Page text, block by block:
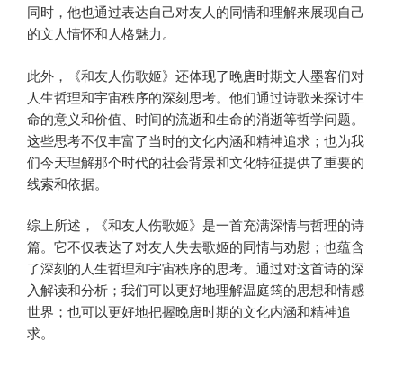
同时，他也通过表达自己对友人的同情和理解来展现自己
的文人情怀和人格魅力。
此外，《和友人伤歌姬》还体现了晚唐时期文人墨客们对
人生哲理和宇宙秩序的深刻思考。他们通过诗歌来探讨生
命的意义和价值、时间的流逝和生命的消逝等哲学问题。
这些思考不仅丰富了当时的文化内涵和精神追求；也为我
们今天理解那个时代的社会背景和文化特征提供了重要的
线索和依据。
综上所述，《和友人伤歌姬》是一首充满深情与哲理的诗
篇。它不仅表达了对友人失去歌姬的同情与劝慰；也蕴含
了深刻的人生哲理和宇宙秩序的思考。通过对这首诗的深
入解读和分析；我们可以更好地理解温庭筠的思想和情感
世界；也可以更好地把握晚唐时期的文化内涵和精神追
求。